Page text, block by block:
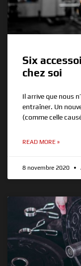
Six
chez soi
Il arrive que nous
entraîner. Un
(comme celle
READ MORE »
8 novembre 2020